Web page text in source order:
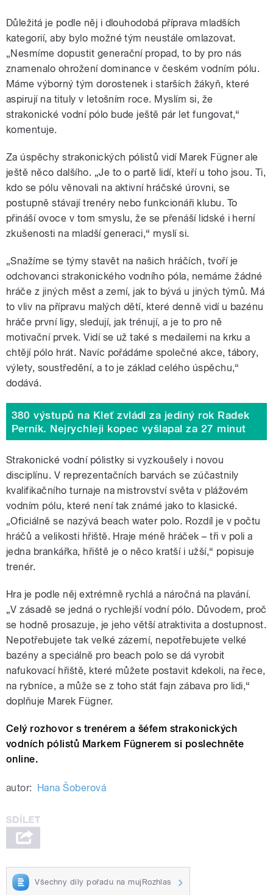
Důležitá je podle něj i dlouhodobá příprava mladších
kategorií, aby bylo možné tým neustále omlazovat.
„Nesmíme dopustit generační propad, to by pro nás
znamenalo ohrožení dominance v českém vodním pólu.
Máme výborný tým dorostenek i starších žákyň, které
aspirují na tituly v letošním roce. Myslím si, že
strakonické vodní pólo bude ještě pár let fungovat,“
komentuje.
Za úspěchy strakonických pólistů vidí Marek Fügner ale
ještě něco dalšího. „Je to o partě lidí, kteří u toho jsou. Ti,
kdo se pólu věnovali na aktivní hráčské úrovni, se
postupně stávají trenéry nebo funkcionáři klubu. To
přináší ovoce v tom smyslu, že se přenáší lidské i herní
zkušenosti na mladší generaci,“ myslí si.
„Snažíme se týmy stavět na našich hráčích, tvoří je
odchovanci strakonického vodního póla, nemáme žádné
hráče z jiných měst a zemí, jak to bývá u jiných týmů. Má
to vliv na přípravu malých dětí, které denně vidí u bazénu
hráče první ligy, sledují, jak trénují, a je to pro ně
motivační prvek. Vidí se už také s medailemi na krku a
chtějí pólo hrát. Navíc pořádáme společné akce, tábory,
výlety, soustředění, a to je základ celého úspěchu,“
dodává.
380 výstupů na Kleť zvládl za jediný rok Radek
Perník. Nejrychleji kopec vyšlapal za 27 minut
Strakonické vodní pólistky si vyzkoušely i novou
disciplínu. V reprezentačních barvách se zúčastnily
kvalifikačního turnaje na mistrovství světa v plážovém
vodním pólu, které není tak známé jako to klasické.
„Oficiálně se nazývá beach water polo. Rozdíl je v počtu
hráčů a velikosti hřiště. Hraje méně hráček – tři v poli a
jedna brankářka, hřiště je o něco kratší i užší,“ popisuje
trenér.
Hra je podle něj extrémně rychlá a náročná na plavání.
„V zásadě se jedná o rychlejší vodní pólo. Důvodem, proč
se hodně prosazuje, je jeho větší atraktivita a dostupnost.
Nepotřebujete tak velké zázemí, nepotřebujete velké
bazény a speciálně pro beach polo se dá vyrobit
nafukovací hřiště, které můžete postavit kdekoli, na řece,
na rybníce, a může se z toho stát fajn zábava pro lidi,“
doplňuje Marek Fügner.
Celý rozhovor s trenérem a šéfem strakonických
vodních pólistů Markem Fügnerem si poslechněte
online.
autor: Hana Šoberová
Všechny díly pořadu na mujRozhlas